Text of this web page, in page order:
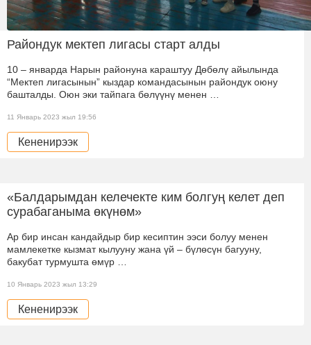
Райондук мектеп лигасы старт алды
10 – январда Нарын районуна караштуу Дөбөлү айылында
“Мектеп лигасынын” кыздар командасынын райондук оюну
башталды. Оюн эки тайпага бөлүүнү менен …
11 Январь 2023 жыл 19:56
Кененирээк
«Балдарымдан келечекте ким болгуң келет деп
сурабаганыма өкүнөм»
Ар бир инсан кандайдыр бир кесиптин ээси болуу менен
мамлекетке кызмат кылууну жана үй – бүлөсүн багууну,
бакубат турмушта өмүр …
10 Январь 2023 жыл 13:29
Кененирээк